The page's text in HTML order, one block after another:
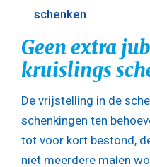
schenken
Geen extra
kruislings
De vrijstelling in de
schenkingen ten
tot voor kort bestond,
niet meerdere malen